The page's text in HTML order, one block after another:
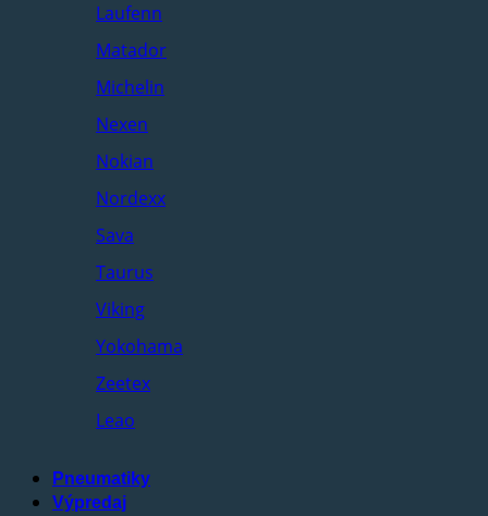
Laufenn
Matador
Michelin
Nexen
Nokian
Nordexx
Sava
Taurus
Viking
Yokohama
Zeetex
Leao
Pneumatiky
Výpredaj